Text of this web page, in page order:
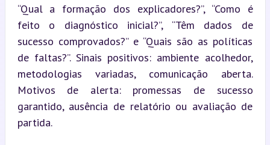
“Qual a formação dos explicadores?”, “Como é
feito o diagnóstico inicial?”, “Têm dados de
sucesso comprovados?” e “Quais são as políticas
de faltas?”. Sinais positivos: ambiente acolhedor,
metodologias variadas, comunicação aberta.
Motivos de alerta: promessas de sucesso
garantido, ausência de relatório ou avaliação de
partida.